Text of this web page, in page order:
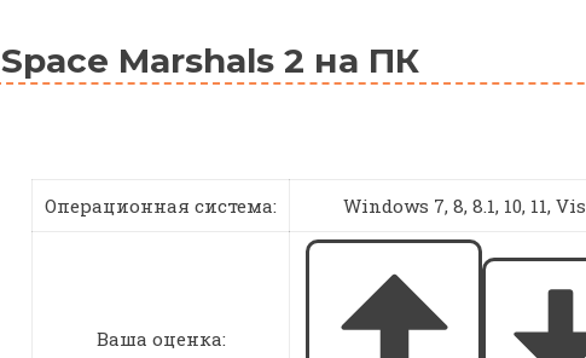
Space Marshals 2 на ПК
Операционная система: Windows 7, 8, 8.1, 10, 11,
Ваша оценка: